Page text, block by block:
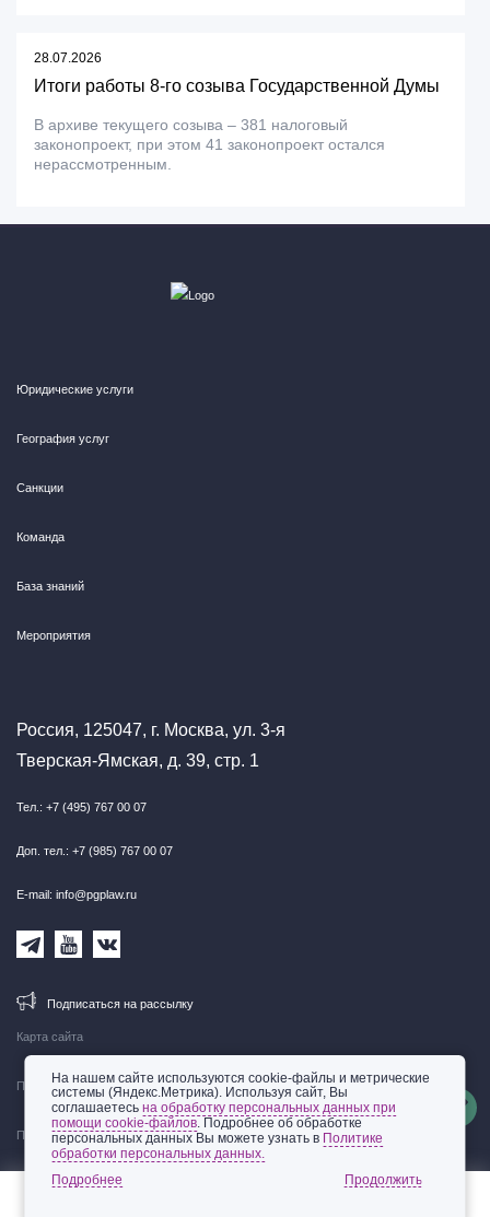
28.07.2026
Итоги работы 8-го созыва Государственной Думы
В архиве текущего созыва – 381 налоговый
законопроект, при этом 41 законопроект остался
нерассмотренным.
Карта сайта
Правовая информация
Политика обработки персональных данных
Юридические услуги
География услуг
Санкции
Команда
База знаний
Мероприятия
Россия, 125047, г. Москва, ул. 3-я
Тверская-Ямская, д. 39, стр. 1
Тел.: +7 (495) 767 00 07
Доп. тел.: +7 (985) 767 00 07
E-mail: info@pgplaw.ru
Подписаться на рассылку
© 2002-2026 ООО «Пепеляев Групп»
На нашем сайте используются cookie-файлы и метрические
системы (Яндекс.Метрика). Используя сайт, Вы
соглашаетесьна обработку персональных данных при
помощи cookie-файлов. Подробнее об обработке
персональных данных Вы можете узнать в Политике
обработки персональных данных.
Подробнее